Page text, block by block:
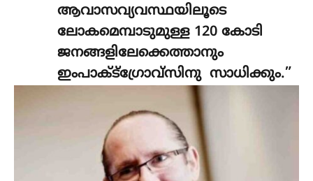
ആവാസവ്യവസ്ഥയിലൂടെ
ലോകമെമ്പാടുമുള്ള 120 കോടി
ജനങ്ങളിലേക്കെത്താനും
ഇംപാക്ട്ഗ്രോവ്സിനു സാധിക്കും.”